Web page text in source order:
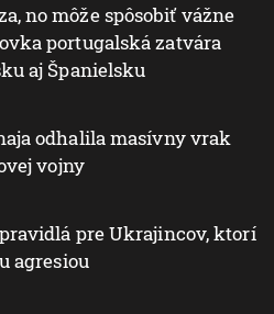
no môže spôsobiť vážne
portugalská zatvára
aj Španielsku
odhalila masívny vrak
vojny
pre Ukrajincov, ktorí
agresiou